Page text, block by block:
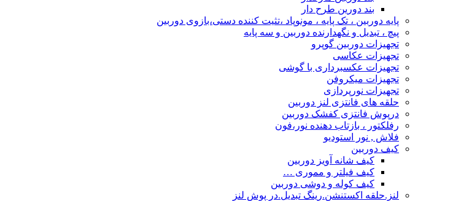
بند دورین طرح دار
پایه دوربین ، تک پایه ، مونوپاد ،تثیت کننده دستی،بازوی دوربین
پیچ ، تبدیل و نگهدارنده دوربین و سه پایه
تجهیزات دوربین گوپرو
تجهیزات عکاسی
تجهیزات عکسبرداری با گوشی
تجهیزات میکروفن
تجهیزات نورپردازی
حلقه های فانتزی لنز دوربین
درپوش فانتزی کفشک دوربین
رفلکتور ، بازتاب دهنده نور،فون
فلاش , نور استودیو
کیف دوربین
کیف شانه آویز دوربین
کیف فیلتر و مموری …
کیف کوله و دوشی دوربین
لنز.حلقه اکستنشن.رینگ تبدیل.در پوش لنز